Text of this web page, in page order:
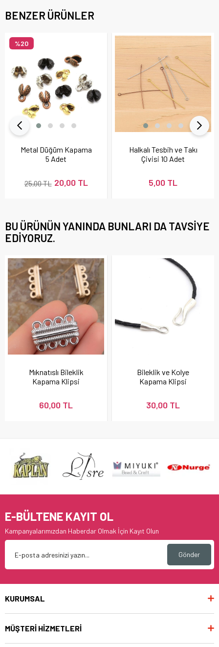
BENZER ÜRÜNLER
Metal Düğüm Kapama
5 Adet
20,00 TL
25,00 TL
%20
Halkalı Tesbih ve Takı
Çivisi 10 Adet
5,00 TL
BU ÜRÜNÜN YANINDA BUNLARI DA TAVSIYE
EDIYORUZ.
Mıknatıslı Bileklik
Kapama Klipsi
60,00 TL
Bileklik ve Kolye
Kapama Klipsi
30,00 TL
E-BÜLTENE KAYIT OL
Kampanyalarımızdan Haberdar Olmak İçin Kayıt Olun
Gönder
KURUMSAL
MÜŞTERİ HİZMETLERİ